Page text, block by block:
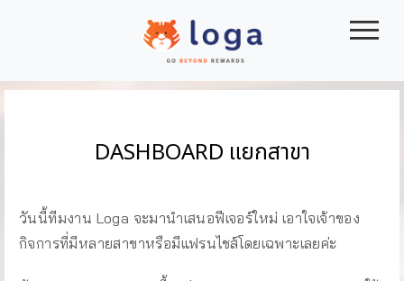
|||
DASHBOARD แยกสาขา
วันนี้ทีมงาน Loga จะมานำเสนอฟีเจอร์ใหม่ เอาใจเจ้าของ
กิจการที่มีหลายสาขาหรือมีแฟรนไชส์โดยเฉพาะเลยค่ะ